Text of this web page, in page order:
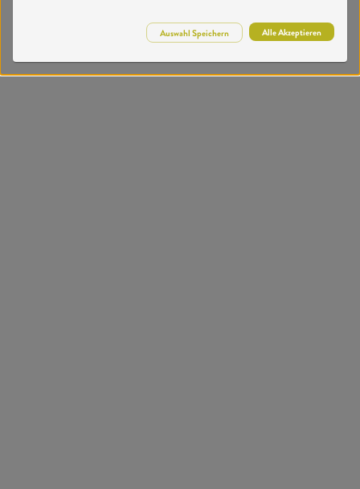
Auswahl Speichern Alle Akzeptieren